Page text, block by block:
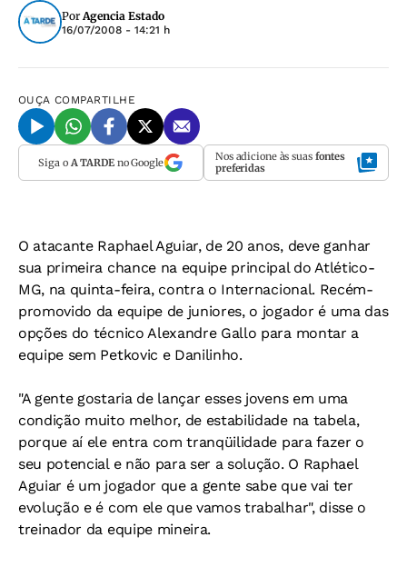
PorAgencia Estado
16/07/2008 - 14:21 h
OUÇA COMPARTILHE
Siga o A TARDEno Google Nos adicione às suas fontes
preferidas
O atacante Raphael Aguiar, de 20 anos, deve ganhar
sua primeira chance na equipe principal do Atlético-
MG, na quinta-feira, contra o Internacional. Recém-
promovido da equipe de juniores, o jogador é uma das
opções do técnico Alexandre Gallo para montar a
equipe sem Petkovic e Danilinho.
"A gente gostaria de lançar esses jovens em uma
condição muito melhor, de estabilidade na tabela,
porque aí ele entra com tranqüilidade para fazer o
seu potencial e não para ser a solução. O Raphael
Aguiar é um jogador que a gente sabe que vai ter
evolução e é com ele que vamos trabalhar", disse o
treinador da equipe mineira.